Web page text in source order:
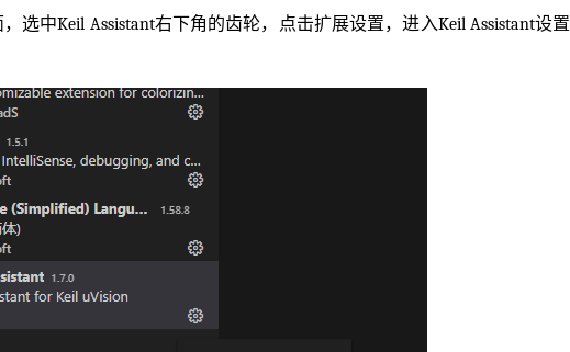
，选中Keil Assistant右下角的齿轮，点击扩展设置，进入Keil Assistant设置